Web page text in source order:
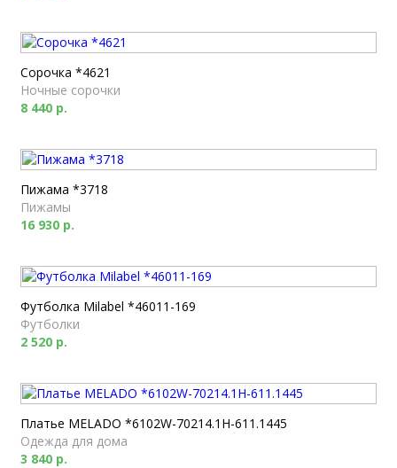
Сорочка *4621
Ночные сорочки
8 440 р.
Пижама *3718
Пижамы
16 930 р.
Футболка Milabel *46011-169
Футболки
2 520 р.
Платье MELADO *6102W-70214.1H-611.1445
Одежда для дома
3 840 р.